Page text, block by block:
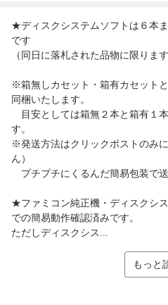
★ディスクシステムソフトは６本
です
（同日に落札された品物に限ります
※箱無しカセット・箱有カセット
同梱いたします。
目安としては箱無２本と箱有１
す。
※発送方法はクリックポストのみ
ん）
プチプチにくるんだ簡易包装で送
★ファミコン純正機・ディスクシ
での簡易動作確認済みです。
ただしディスクシス...
もっと